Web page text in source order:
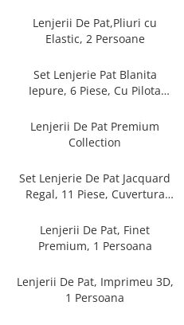
Lenjerii De Pat,Pliuri cu
Elastic, 2 Persoane
Set Lenjerie Pat Blanita
Iepure, 6 Piese, Cu Pilota
Lenjerii De Pat Premium
Collection
Set Lenjerie De Pat Jacquard
Regal, 11 Piese, Cuvertura
Lenjerii De Pat, Finet
Premium, 1 Persoana
Lenjerii De Pat, Imprimeu 3D,
1 Persoana